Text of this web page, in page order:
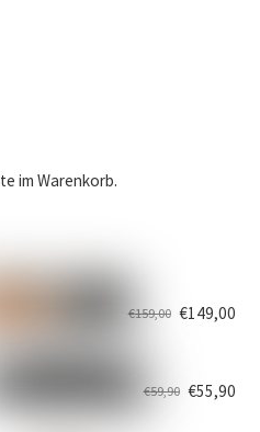
im Warenkorb.
€159,00 €149,00
€59,90 €55,90